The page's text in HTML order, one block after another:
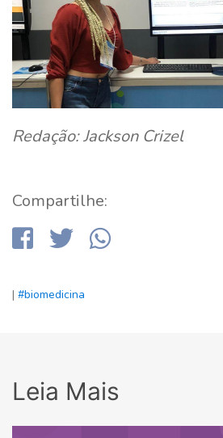
Redação: Jackson Crizel
Compartilhe:
| #biomedicina
Leia Mais